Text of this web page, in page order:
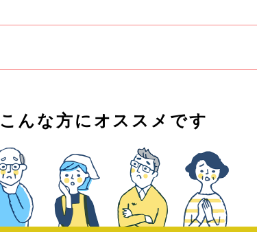
こんな方にオススメです